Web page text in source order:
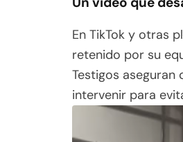
En TikTok y otras
retenido por su
Testigos
intervenir para